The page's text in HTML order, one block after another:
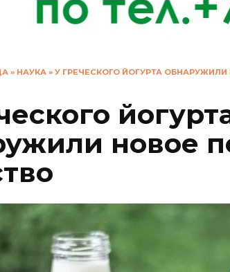
» НАУКА » У ГРЕЧЕСКОГО ЙОГУРТА
новое